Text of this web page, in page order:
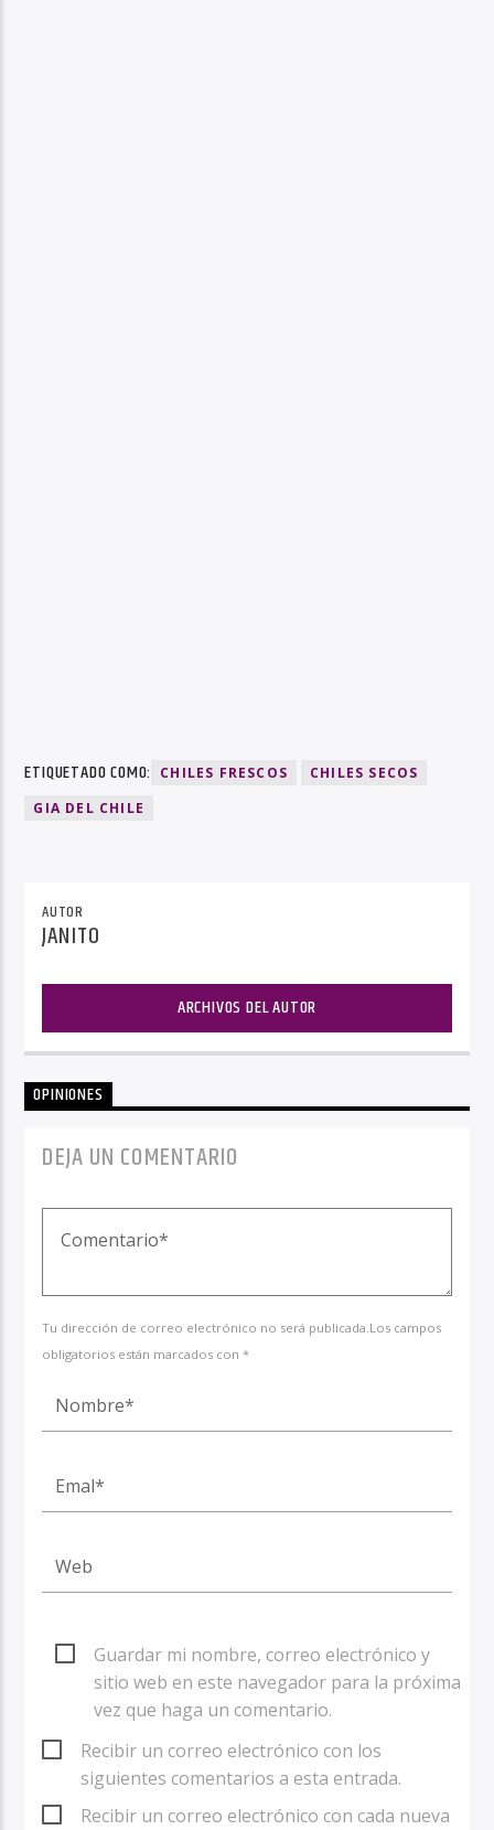
ETIQUETADO COMO: CHILES FRESCOS
CHILES SECOS
GIA DEL CHILE
AUTOR
JANITO
ARCHIVOS DEL AUTOR
OPINIONES
DEJA UN COMENTARIO
Tu dirección de correo electrónico no será publicada.Los campos
obligatorios están marcados con *
Guardar mi nombre, correo electrónico y
sitio web en este navegador para la próxima
vez que haga un comentario.
Recibir un correo electrónico con los
siguientes comentarios a esta entrada.
Recibir un correo electrónico con cada nueva